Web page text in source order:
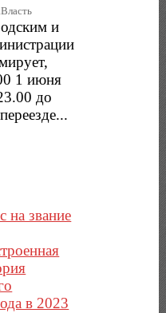
и
1 июня
до
на звание
в 2023